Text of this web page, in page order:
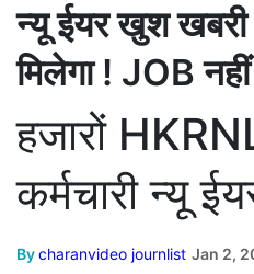
न्यू ईयर खुश
मिलेगा ! JOB नहीं
हजारों
कर्मचारी न्यू
Bycharanvideo journlist Jan 2,